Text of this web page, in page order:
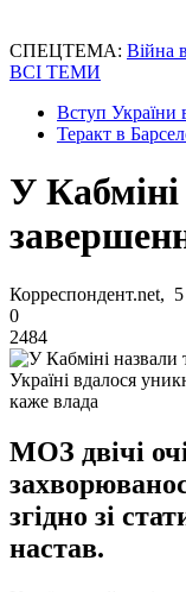
СПЕЦТЕМА: Війна
ВСІ ТЕМИ
Вступ України
Теракт в
У
Корреспондент.net, 5
0
2484
Україні вдалося
каже влада
МОЗ двічі
згідно зі
настав.